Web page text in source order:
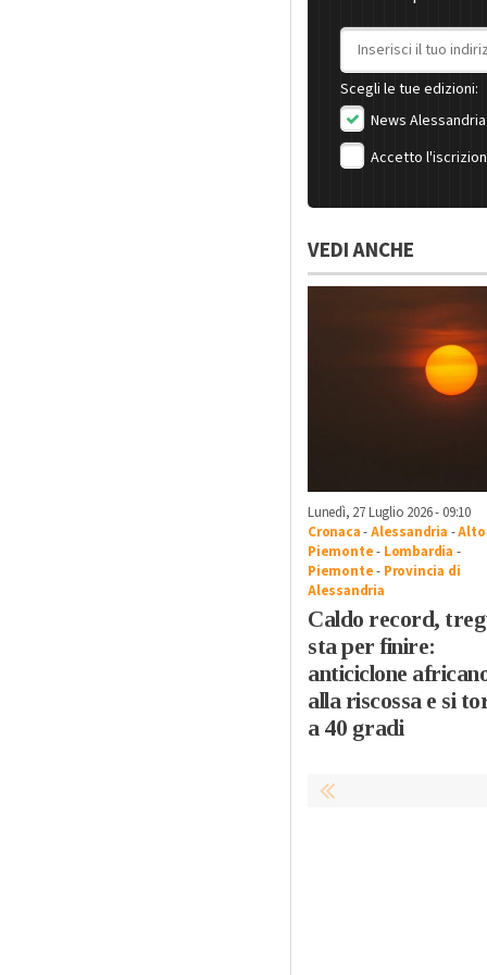
Indirizzo email
Scegli le tue edizioni:
News Alessandria
Accetto
VEDI ANCHE
Lunedì, 27 Luglio 2026 - 09:10
Cronaca-Alessandria -Alto
Piemonte- Lombardia -
Piemonte- Provincia di
Alessandria
Caldo record,
sta per finire:
anticiclone
alla riscossa e si
a 40 gradi